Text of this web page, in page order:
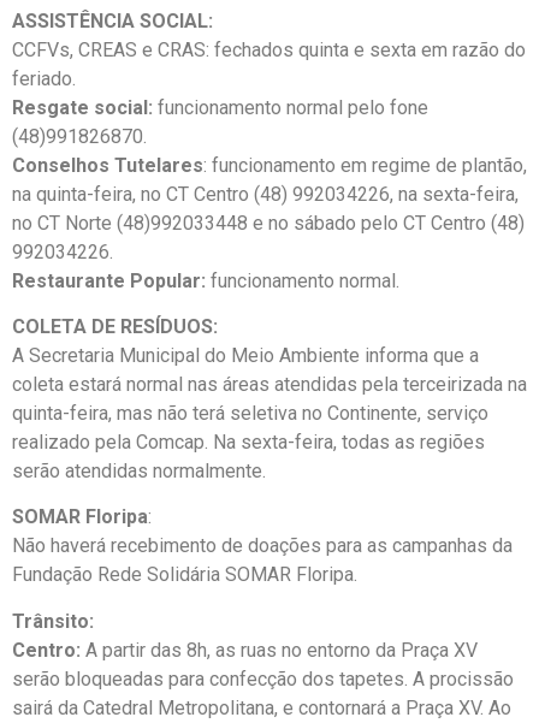
ASSISTÊNCIA SOCIAL:
CCFVs, CREAS e CRAS: fechados quinta e sexta em razão do
feriado.
Resgate social: funcionamento normal pelo fone
(48)991826870.
Conselhos Tutelares: funcionamento em regime de plantão,
na quinta-feira, no CT Centro (48) 992034226, na sexta-feira,
no CT Norte (48)992033448 e no sábado pelo CT Centro (48)
992034226.
Restaurante Popular: funcionamento normal.
COLETA DE RESÍDUOS:
A Secretaria Municipal do Meio Ambiente informa que a
coleta estará normal nas áreas atendidas pela terceirizada na
quinta-feira, mas não terá seletiva no Continente, serviço
realizado pela Comcap. Na sexta-feira, todas as regiões
serão atendidas normalmente.
SOMAR Floripa:
Não haverá recebimento de doações para as campanhas da
Fundação Rede Solidária SOMAR Floripa.
Trânsito:
Centro: A partir das 8h, as ruas no entorno da Praça XV
serão bloqueadas para confecção dos tapetes. A procissão
sairá da Catedral Metropolitana, e contornará a Praça XV. Ao